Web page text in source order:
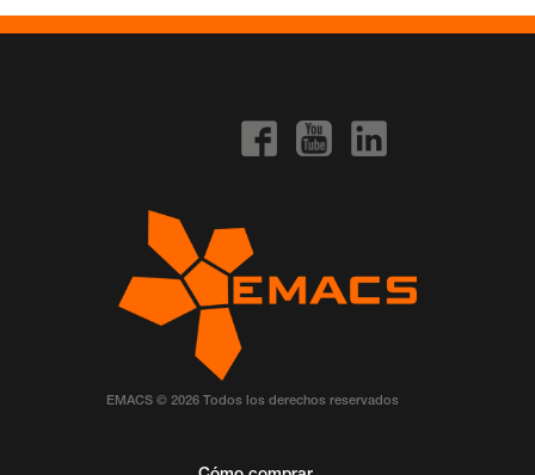
EMACS © 2026 Todos los derechos reservados